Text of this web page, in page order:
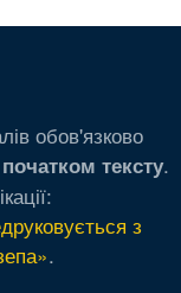
обов'язково
тексту.
з
.